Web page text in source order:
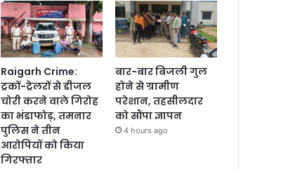
Raigarh Crime:
ट्रकों-ट्रेलरों से डीजल
चोरी करने वाले गिरोह
का भंडाफोड़, तमनार
पुलिस ने तीन
आरोपियों को किया
गिरफ्तार
बार-बार बिजली गुल
होने से ग्रामीण
परेशान, तहसीलदार
को सौंपा ज्ञापन
4 hours ago